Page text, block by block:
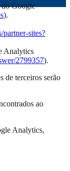
do Google
).
sites?
Analytics
2799357).
de terceiros serão
ao
Analytics,